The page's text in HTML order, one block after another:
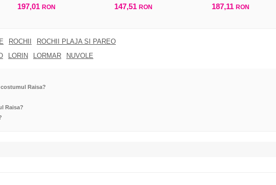
197,01 RON 147,51 RON 187,11 RON
ROCHII
ROCHII PLAJA SI PAREO
LORIN LORMAR NUVOLE
Raisa?
Raisa?